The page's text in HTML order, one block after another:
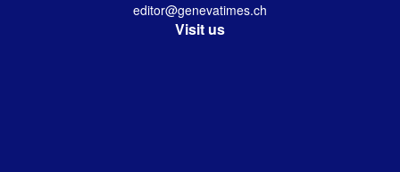
editor@genevatimes.ch
Visit us